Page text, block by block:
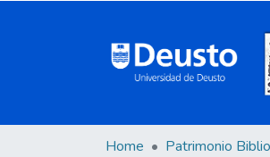
Home Patrimonio